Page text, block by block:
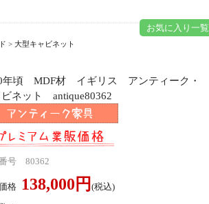
お気に入り一覧
> 大型キャビネット
年頃 MDF材 イギリス アンティーク・
ビネット antique80362
号 80362
格 138,000円 (税込)